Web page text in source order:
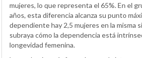
mujeres, lo que representa el 65%. En el
años, esta diferencia alcanza su punto
dependiente hay 2,5 mujeres en la misma
subraya cómo la dependencia está
longevidad femenina.